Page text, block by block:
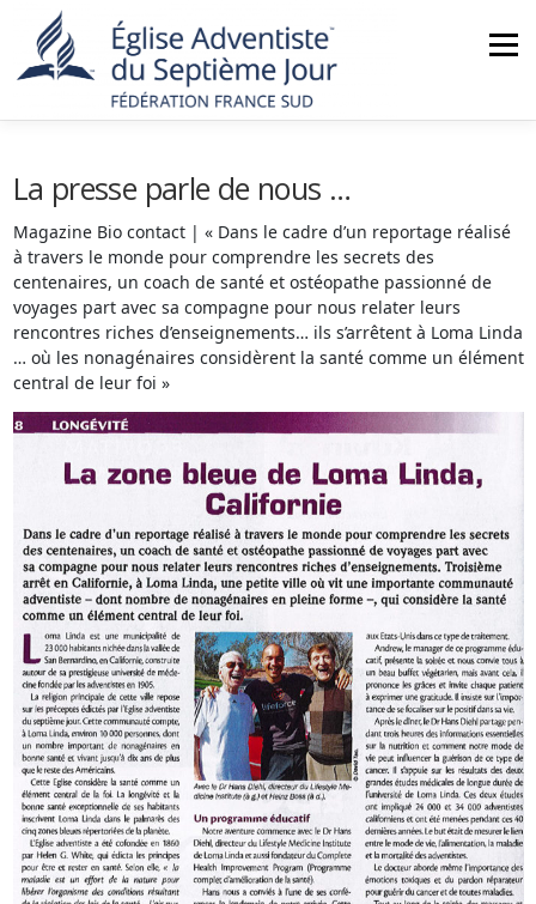
contenu
Menu
MINISTÈRES NOS ÉGLISES AGENDA
BOUTIQUE CONTACT
La presse parle de nous …
Magazine Bio contact | « Dans le cadre d’un reportage réalisé
à travers le monde pour comprendre les secrets des
centenaires, un coach de santé et ostéopathe passionné de
voyages part avec sa compagne pour nous relater leurs
rencontres riches d’enseignements… ils s’arrêtent à Loma Linda
… où les nonagénaires considèrent la santé comme un élément
central de leur foi »